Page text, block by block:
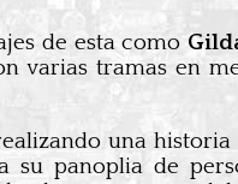
de esta como
varias tramas en
una
panoplia de